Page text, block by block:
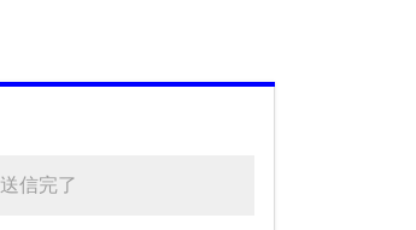
送信完了